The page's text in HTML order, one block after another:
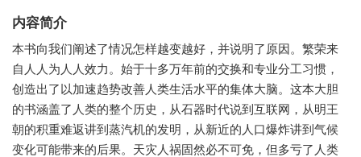
内容简介
本书向我们阐述了情况怎样越变越好，并说明了原因。繁荣来
自人人为人人效力。始于十多万年前的交换和专业分工习惯，
创造出了以加速趋势改善人类生活水平的集体大脑。这本大胆
的书涵盖了人类的整个历史，从石器时代说到互联网，从明王
朝的积重难返讲到蒸汽机的发明，从新近的人口爆炸讲到气候
变化可能带来的后果。天灾人祸固然必不可免，但多亏了人类